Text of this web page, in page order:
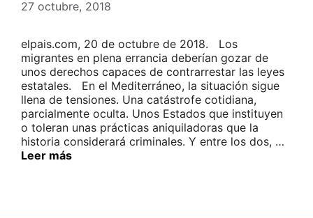
27 octubre, 2018
elpais.com, 20 de octubre de 2018. Los
migrantes en plena errancia deberían gozar de
unos derechos capaces de contrarrestar las leyes
estatales. En el Mediterráneo, la situación sigue
llena de tensiones. Una catástrofe cotidiana,
parcialmente oculta. Unos Estados que instituyen
o toleran unas prácticas aniquiladoras que la
historia considerará criminales. Y entre los dos, …
Leer más